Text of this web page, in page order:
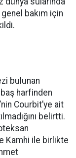
bakım için
bulunan
harfinden
Courbit’ye ait
belirtti.
Kamhi ile birlikte